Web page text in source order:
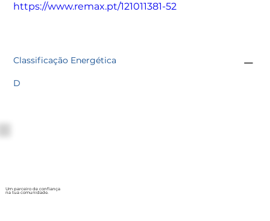
https://www.remax.pt/121011381-52
Classificação Energética
D
Um parceiro de confiança
na tua comunidade.